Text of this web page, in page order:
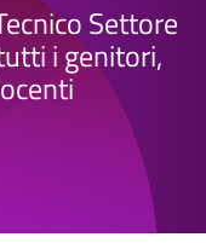
Settore
i genitori,